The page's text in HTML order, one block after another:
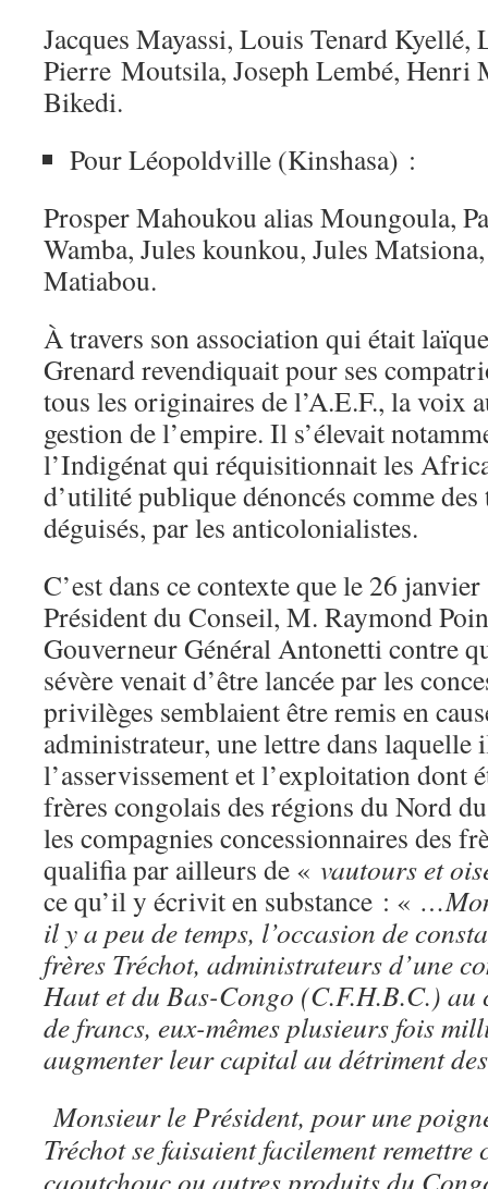
Jacques Mayassi, Louis Tenard Kyellé,
Pierre Moutsila, Joseph Lembé, Henri
Bikedi.
Pour Léopoldville (Kinshasa) :
Prosper Mahoukou alias Moungoula,
Wamba, Jules kounkou, Jules
Matiabou.
À travers son association qui était
Grenard revendiquait pour ses
tous les originaires de l’A.E.F., la voix
gestion de l’empire. Il s’élevait
l’Indigénat qui réquisitionnait les
d’utilité publique dénoncés comme
déguisés, par les anticolonialistes.
C’est dans ce contexte que le 26
Président du Conseil, M. Raymond
Gouverneur Général Antonetti contre
sévère venait d’être lancée par les
privilèges semblaient être remis en
administrateur, une lettre dans laquelle
l’asservissement et l’exploitation dont
frères congolais des régions du Nord
les compagnies concessionnaires des
qualifia par ailleurs de « vautours et
ce qu’il y écrivit en substance : «
il y a peu de temps, l’occasion de
frères Tréchot, administrateurs d’une
Haut et du Bas-Congo (C.F.H.B.C.)
de francs, eux-mêmes plusieurs fois
augmenter leur capital au détriment
Monsieur le Président, pour une
Tréchot se faisaient facilement remettre
caoutchouc ou autres produits du